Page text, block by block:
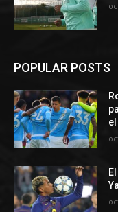
POPULAR POSTS